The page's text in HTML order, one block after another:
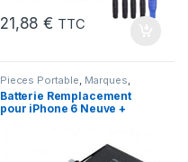
21,88€ TTC
Pieces Portable Marques
Apple iPhone 6 , Batteries et
chargeurs,Batteries Apple
Batterie Remplacement
pour iPhone 6 Neuve +